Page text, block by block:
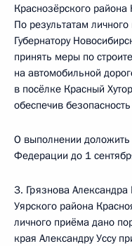
Краснозёрского
По результатам
Губернатору
принять меры по
на автомобильной
в посёлке Красный
обеспечив
О выполнении доложить
Федерации до 1
3. Грязнова
Уярского района
личного приёма дано
края Александру Уссу